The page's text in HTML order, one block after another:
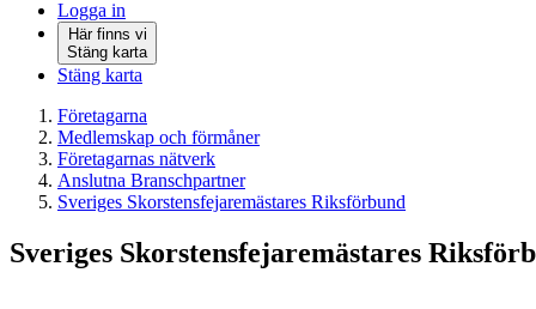
Logga in
Här finns vi
Stäng karta
Stäng karta
Företagarna
Medlemskap och förmåner
Företagarnas nätverk
Anslutna Branschpartner
Sveriges Skorstensfejaremästares Riksförbund
Sveriges Skorstensfejaremästares